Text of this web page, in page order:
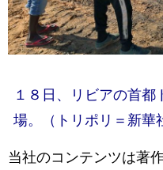
１８日、リビアの首
場。（トリポリ＝新華
当社のコンテンツは著